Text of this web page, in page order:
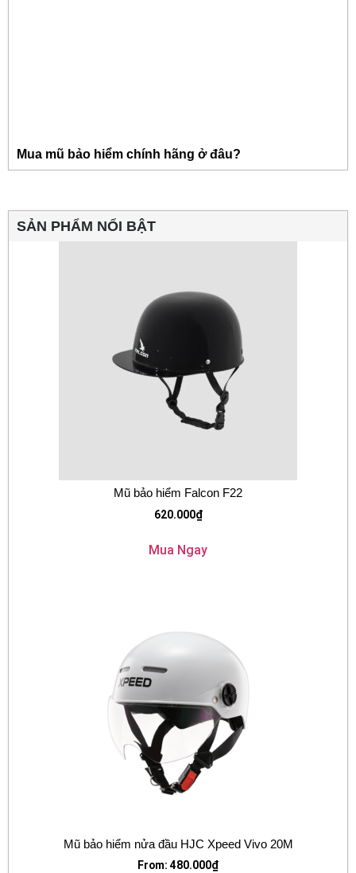
Mua mũ bảo hiểm chính hãng ở đâu?
SẢN PHẨM NỔI BẬT
Mũ bảo hiểm Falcon F22
620.000₫
Mua Ngay
Mũ bảo hiểm nửa đầu HJC Xpeed Vivo 20M
From: 480.000₫